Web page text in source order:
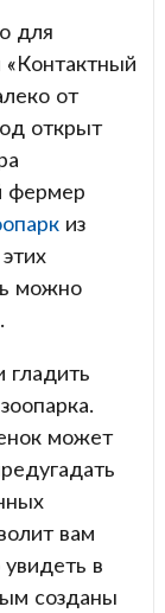
для
от
открыт
фермер
из
можно
гладить
может
вам
в
созданы